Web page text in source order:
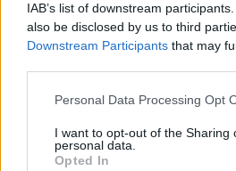
IAB’s list of downstream
also be disclosed by us to third
Downstream Participants that may
Personal Data Processing Opt
I want to opt-out of the Sharing
personal data.
Opted In